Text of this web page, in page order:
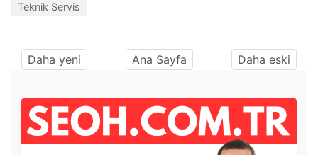
Teknik Servis
Daha yeni Ana Sayfa Daha eski